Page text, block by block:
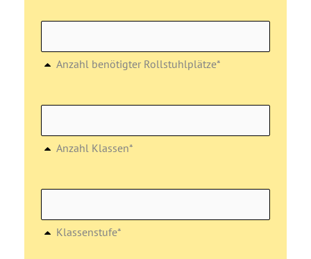
Anzahl benötigter Rollstuhlplätze*
Anzahl Klassen*
Klassenstufe*